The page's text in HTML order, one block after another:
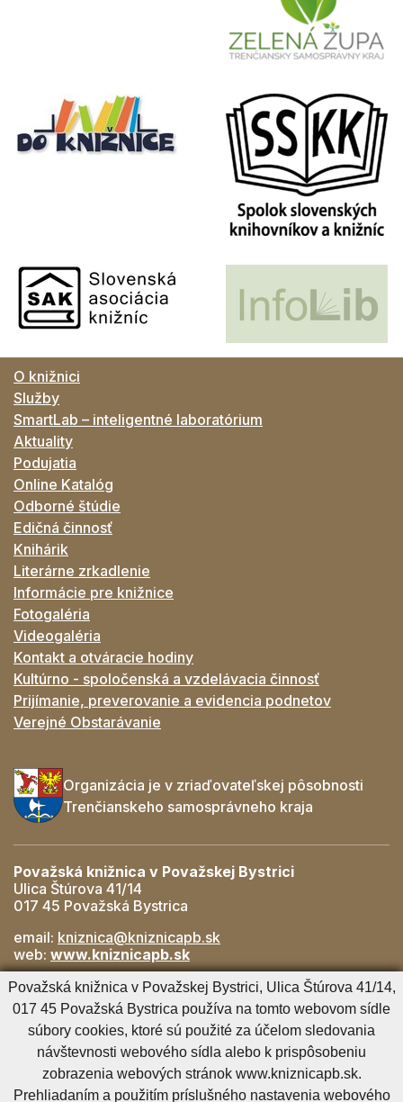
O knižnici
Služby
SmartLab – inteligentné laboratórium
Aktuality
Podujatia
Online Katalóg
Odborné štúdie
Edičná činnosť
Knihárik
Literárne zrkadlenie
Informácie pre knižnice
Fotogaléria
Videogaléria
Kontakt a otváracie hodiny
Kultúrno - spoločenská a vzdelávacia činnosť
Prijímanie, preverovanie a evidencia podnetov
Verejné Obstarávanie
Organizácia je v zriaďovateľskej pôsobnosti
Trenčianskeho samosprávneho kraja
Považská knižnica v Považskej Bystrici
Ulica Štúrova 41/14
017 45 Považská Bystrica
email: kniznica@kniznicapb.sk
web: www.kniznicapb.sk
Pobočky
Rozkvet- 042/432 56 59, rozkvet@kniznicapb.sk
SNP- 0901 918 843, snp@kniznicapb.sk
Cookies nastavenieCookies - viac informáciíVyhlásenie o prístupnosti
Technický prevádzkovateľ
Správca obsahu
Považská knižnica v Považskej Bystrici, Ulica Štúrova 41/14,
017 45 Považská Bystrica používa na tomto webovom sídle
súbory cookies, ktoré sú použité za účelom sledovania
návštevnosti webového sídla alebo k prispôsobeniu
zobrazenia webových stránok www.kniznicapb.sk.
Prehliadaním a použitím príslušného nastavenia webového